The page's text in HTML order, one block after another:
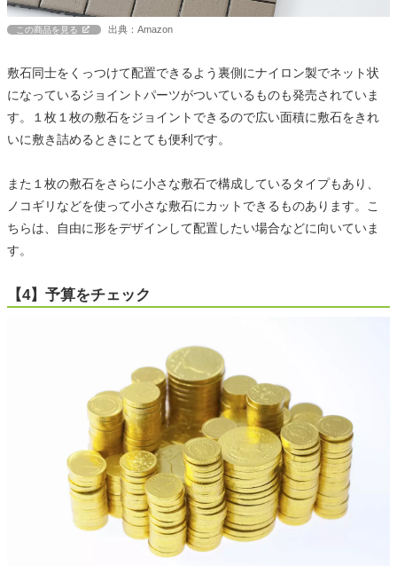
この商品を見る 出典：Amazon
敷石同士をくっつけて配置できるよう裏側にナイロン製でネット状
になっているジョイントパーツがついているものも発売されていま
す。１枚１枚の敷石をジョイントできるので広い面積に敷石をきれ
いに敷き詰めるときにとても便利です。
また１枚の敷石をさらに小さな敷石で構成しているタイプもあり、
ノコギリなどを使って小さな敷石にカットできるものあります。こ
ちらは、自由に形をデザインして配置したい場合などに向いていま
す。
【4】予算をチェック